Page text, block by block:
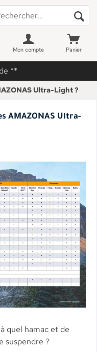
**
Panier
Mon compte
Ultra-Light ?
AMAZONAS Ultra-
quel hamac et de
suspendre ?